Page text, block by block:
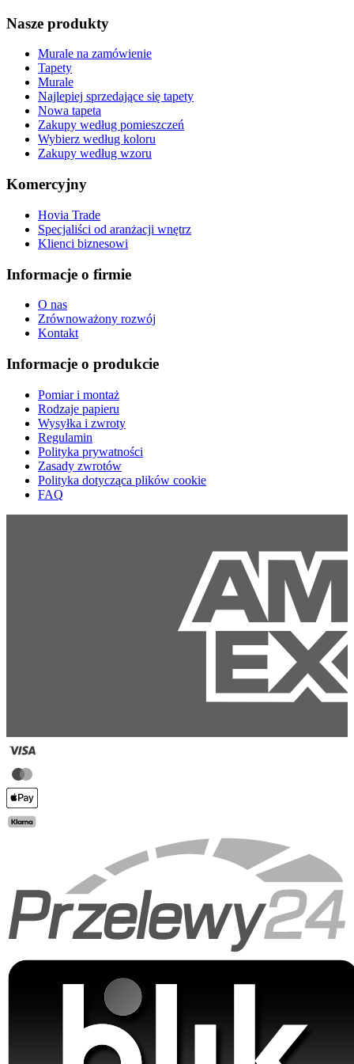
Nasze produkty
Murale na zamówienie
Tapety
Murale
Najlepiej sprzedające się tapety
Nowa tapeta
Zakupy według pomieszczeń
Wybierz według koloru
Zakupy według wzoru
Komercyjny
Hovia Trade
Specjaliści od aranżacji wnętrz
Klienci biznesowi
Informacje o firmie
O nas
Zrównoważony rozwój
Kontakt
Informacje o produkcie
Pomiar i montaż
Rodzaje papieru
Wysyłka i zwroty
Regulamin
Polityka prywatności
Zasady zwrotów
Polityka dotycząca plików cookie
FAQ